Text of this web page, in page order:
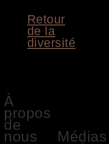
Retour
de la
diversité
À
propos
de
nous Médias